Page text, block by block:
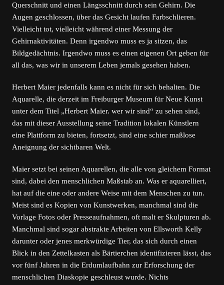
Querschnitt und einen Längsschnitt durch sein Gehirn. Die
Augen geschlossen, über das Gesicht laufen Farbschlieren.
Vielleicht tot, vielleicht während einer Messung der
Gehirnaktivitäten. Denn irgendwo muss es ja sitzen, das
Bildgedächtnis. Irgendwo muss es einen eigenen Ort geben für
all das, was wir in unserem Leben jemals gesehen haben.
Herbert Maier jedenfalls kann es nicht für sich behalten. Die
Aquarelle, die derzeit im Freiburger Museum für Neue Kunst
unter dem Titel „Herbert Maier. wer wir sind“ zu sehen sind,
das mit dieser Ausstellung seine Tradition lokalen Künstlern
eine Plattform zu bieten, fortsetzt, sind eine schier maßlose
Aneignung der sichtbaren Welt.
Maier setzt bei seinen Aquarellen, die alle von gleichem Format
sind, dabei den menschlichen Maßstab an. Was er aquarelliert,
hat auf die eine oder andere Weise mit dem Menschen zu tun.
Meist sind es Kopien von Kunstwerken, manchmal sind die
Vorlage Fotos oder Presseaufnahmen, oft malt er Skulpturen ab.
Manchmal sind sogar abstrakte Arbeiten von Ellsworth Kelly
darunter oder jenes merkwürdige Tier, das sich durch einen
Blick in den Zettelkasten als Bärtierchen identifizieren lässt, das
vor fünf Jahren in die Erdumlaufbahn zur Erforschung der
menschlichen Diaskopie geschleust wurde. Nichts